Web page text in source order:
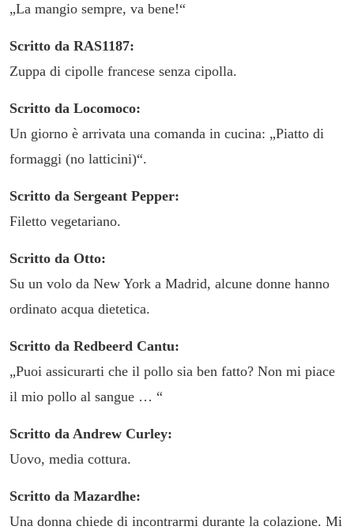
„La mangio sempre, va bene!“
Scritto da RAS1187:
Zuppa di cipolle francese senza cipolla.
Scritto da Locomoco:
Un giorno è arrivata una comanda in cucina: „Piatto di
formaggi (no latticini)“.
Scritto da Sergeant Pepper:
Filetto vegetariano.
Scritto da Otto:
Su un volo da New York a Madrid, alcune donne hanno
ordinato acqua dietetica.
Scritto da Redbeerd Cantu:
„Puoi assicurarti che il pollo sia ben fatto? Non mi piace
il mio pollo al sangue … “
Scritto da Andrew Curley:
Uovo, media cottura.
Scritto da Mazardhe:
Una donna chiede di incontrarmi durante la colazione. Mi